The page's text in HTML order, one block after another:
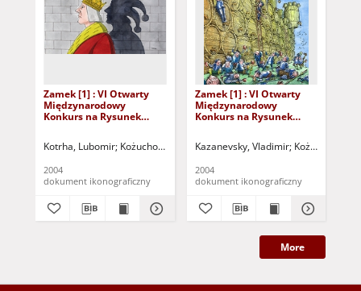
Zamek [1] : VI Otwarty
Międzynarodowy
Konkurs na Rysunek
Kotrha, Lubomir Kożuchowski Ośrodek Kultury i Sportu "Zamek"
2004
dokument ikonograficzny
Zamek [1] : VI Otwarty
Międzynarodowy
Konkurs na Rysunek
Kazanevsky, Vladimir Kożuchowski
2004
dokument ikonograficzny
More